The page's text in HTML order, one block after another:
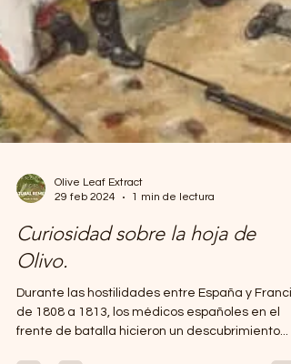
Olive Leaf Extract
Curiosidad sobre la hoja de
Olivo.